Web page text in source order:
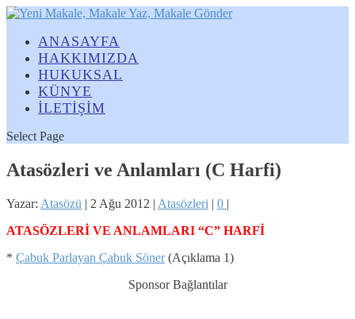
ANASAYFA
HAKKIMIZDA
HUKUKSAL
KÜNYE
İLETİŞİM
Select Page
Atasözleri ve Anlamları (C Harfi)
Yazar: Atasözü | 2 Ağu 2012 | Atasözleri | 0 |
ATASÖZLERİ VE ANLAMLARI “C” HARFİ
* Çabuk Parlayan Çabuk Söner(Açıklama 1)
Sponsor Bağlantılar